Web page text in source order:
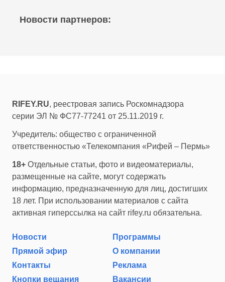
Новости партнеров:
RIFEY.RU, реестровая запись Роскомнадзора
серии ЭЛ № ФС77-77241 от 25.11.2019 г.
Учредитель: общество с ограниченной
ответственностью «Телекомпания «Рифей – Пермь»
18+ Отдельные статьи, фото и видеоматериалы,
размещенные на сайте, могут содержать
информацию, предназначенную для лиц, достигших
18 лет. При использовании материалов с сайта
активная гиперссылка на сайт rifey.ru обязательна.
Новости
Программы
Прямой эфир
О компании
Контакты
Реклама
Кнопки вещания
Вакансии